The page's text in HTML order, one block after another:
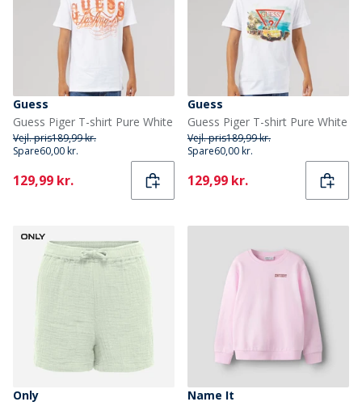
Guess
Guess Piger T-shirt Pure White
Vejl. pris189,99 kr.
Spare60,00 kr.
Current
129,99 kr.
Guess
Guess Piger T-shirt Pure White
Vejl. pris189,99 kr.
Spare60,00 kr.
Current
129,99 kr.
Only
Name It